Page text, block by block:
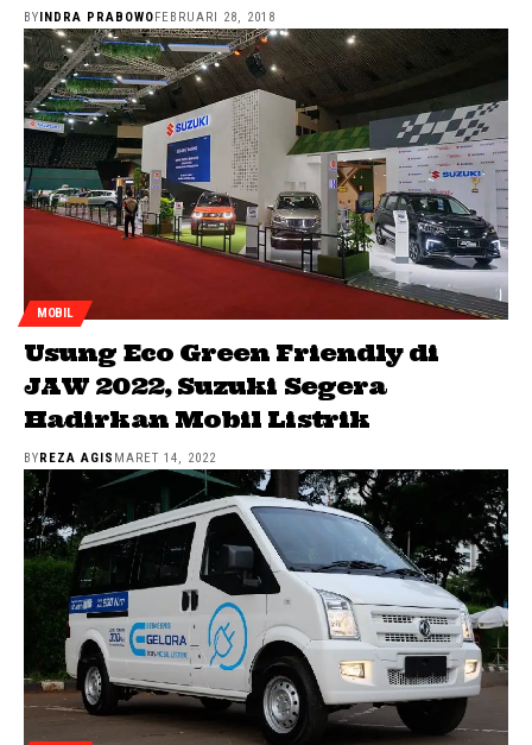
BYINDRA PRABOWOFEBRUARI 28, 2018
MOBIL
Usung Eco Green Friendly di
JAW 2022, Suzuki Segera
Hadirkan Mobil Listrik
BYREZA AGIS MARET 14, 2022